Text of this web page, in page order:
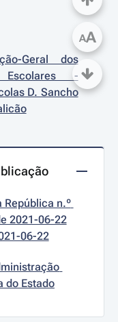
Geral dos
Escolares -
D. Sancho
República n.º
2021-06-22
06-22
do Estado
AA